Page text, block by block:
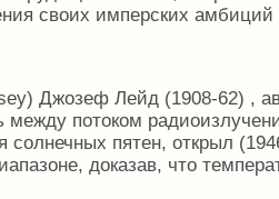
своих имперских
Джозеф Лейд (1908-62) ,
между потоком
солнечных пятен, открыл
доказав, что